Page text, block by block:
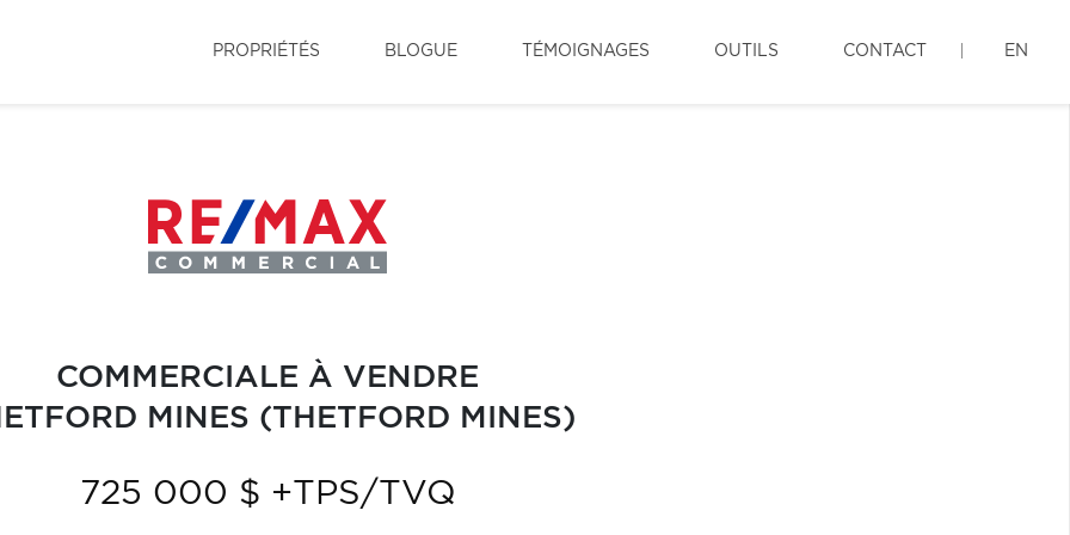
PROPRIÉTÉS BLOGUE TÉMOIGNAGES OUTILS CONTACT EN
COMMERCIALE À VENDRE
MINES (THETFORD MINES)
725 000 $ +TPS/TVQ